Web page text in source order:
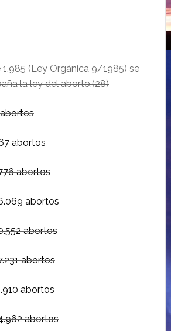
1.985 (Ley Orgánica 9/1985) se
la ley del aborto.(28)
abortos
abortos
abortos
abortos
abortos
abortos
abortos